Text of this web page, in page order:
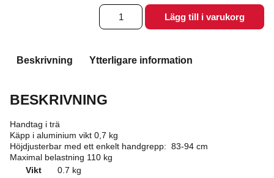
Vikbar
käpp
gold
mängd
Lägg till i varukorg
Beskrivning Ytterligare information
BESKRIVNING
Handtag i trä
Käpp i aluminium vikt 0,7 kg
Höjdjusterbar med ett enkelt handgrepp: 83-94 cm
Maximal belastning 110 kg
Vikt
0.7 kg